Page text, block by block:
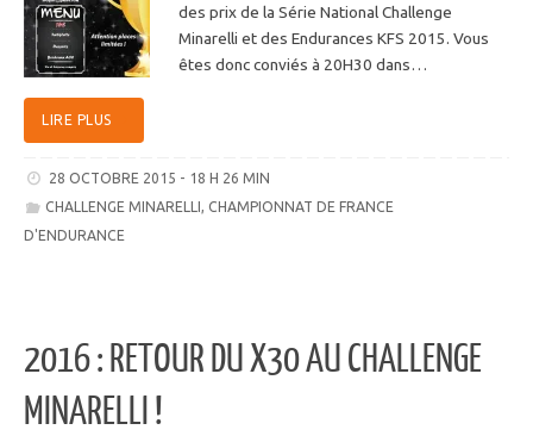
des prix de la Série National Challenge
Minarelli et des Endurances KFS 2015. Vous
êtes donc conviés à 20H30 dans…
LIRE PLUS
28 OCTOBRE 2015 - 18 H 26 MIN
CHALLENGE MINARELLI, CHAMPIONNAT DE FRANCE
D'ENDURANCE
2016 : RETOUR DU X30 AU CHALLENGE
MINARELLI !